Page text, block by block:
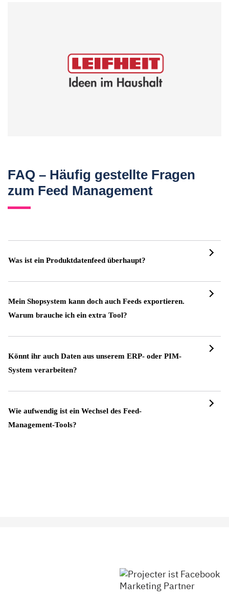
FAQ – Häufig gestellte Fragen
zum Feed Management
Was ist ein Produktdatenfeed überhaupt?
Mein Shopsystem kann doch auch Feeds exportieren.
Warum brauche ich ein extra Tool?
Könnt ihr auch Daten aus unserem ERP- oder PIM-
System verarbeiten?
Wie aufwendig ist ein Wechsel des Feed-
Management-Tools?